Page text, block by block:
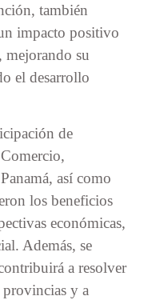
también
impacto positivo
mejorando su
el desarrollo
de
así como
los beneficios
económicas,
Además, se
a resolver
y a